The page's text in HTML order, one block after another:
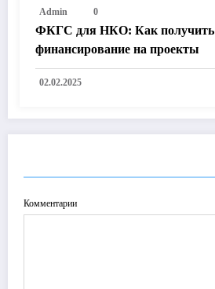
Admin 0
ФКГС для НКО: Как получить
финансирование на проекты
02.02.2025
Комментарии